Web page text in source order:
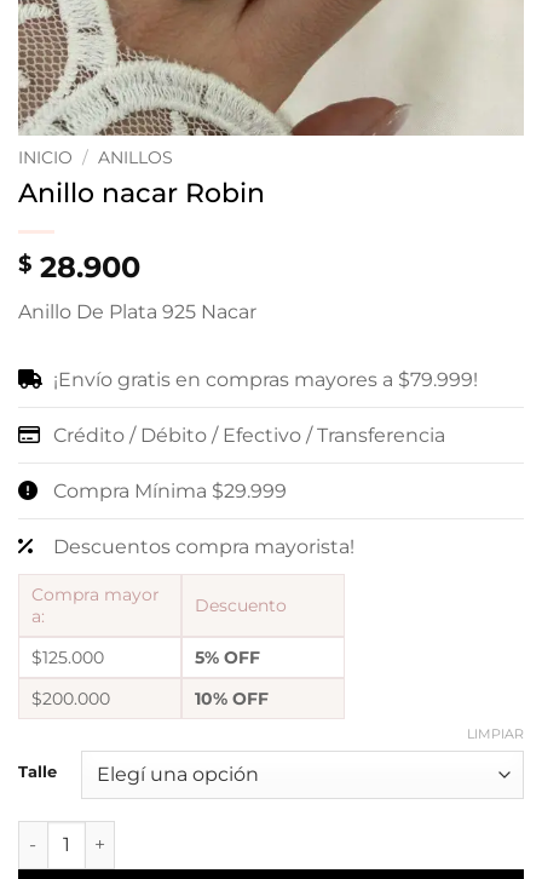
INICIO / ANILLOS
Anillo nacar Robin
$ 28.900
Anillo De Plata 925 Nacar
¡Envío gratis en compras mayores a $79.999!
Crédito / Débito / Efectivo / Transferencia
Compra Mínima $29.999
Descuentos compra mayorista!
Compra mayor
a:
Descuento
$125.000
5% OFF
$200.000
10% OFF
Talle
LIMPIAR
Anillo nacar Robin cantidad